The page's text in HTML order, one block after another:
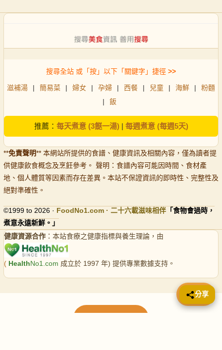
搜尋全站 或「按」以下「關鍵字」捷徑 >>
滋補湯 | 簡易菜 | 婦女 | 孕婦 | 西餐 | 兒童 | 海鮮 |
粉麵
|
飯
推薦： 每天煮意 (3餸一湯)| 每週煮意 (每週5天)
**免責聲明** 本網站所提供的食譜、健康資訊及相關內容，僅為讀者提
供健康飲食概念及烹飪參考。 聲明：食譜內容可能因時間、食材產
地、個人體質等因素而存在差異。本站不保證資訊的即時性、完整性及
絕對準確性。
©1999 to 2026 · FoodNo1.com · 二十六載滋味相伴 「食物會過時，
煮意永遠新鮮。」
健康資源合作 ：本站食療之健康指標與養生理論，由
( HealthNo1.com 成立於 1997 年) 提供專業數據支持。
📤 分享
分享